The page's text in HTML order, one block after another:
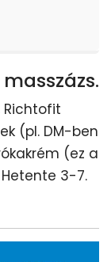
(pl. DM-ben
(ez a
3-7.